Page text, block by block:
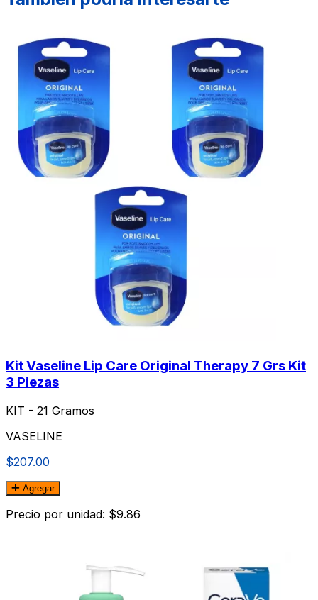
Kit Vaseline Lip Care Original Therapy 7 Grs Kit
3 Piezas
KIT - 21 Gramos
VASELINE
$207.00
Agregar
Precio por unidad: $9.86